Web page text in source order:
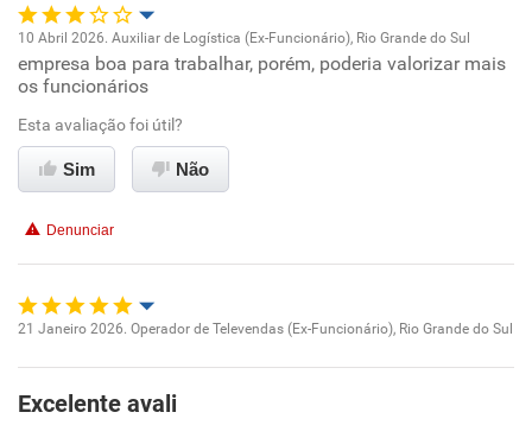
Recomenda a diretoria
Oportunidade de promoção
Ambiente de trabalho
Conciliação com a vida familiar
Recomenda esta empresa
Recomenda a diretoria
10 Abril 2026. Auxiliar de Logística (Ex-Funcionário), Rio Grande do Sul
empresa boa para trabalhar, porém, poderia valorizar mais
os funcionários
Esta avaliação foi útil?
Sim Não
Denunciar
Ambiente de trabalho
21 Janeiro 2026. Operador de Televendas (Ex-Funcionário), Rio Grande do Sul
Excelente avali